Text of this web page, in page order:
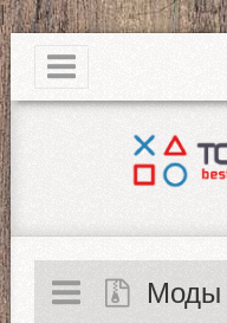
|
Моды